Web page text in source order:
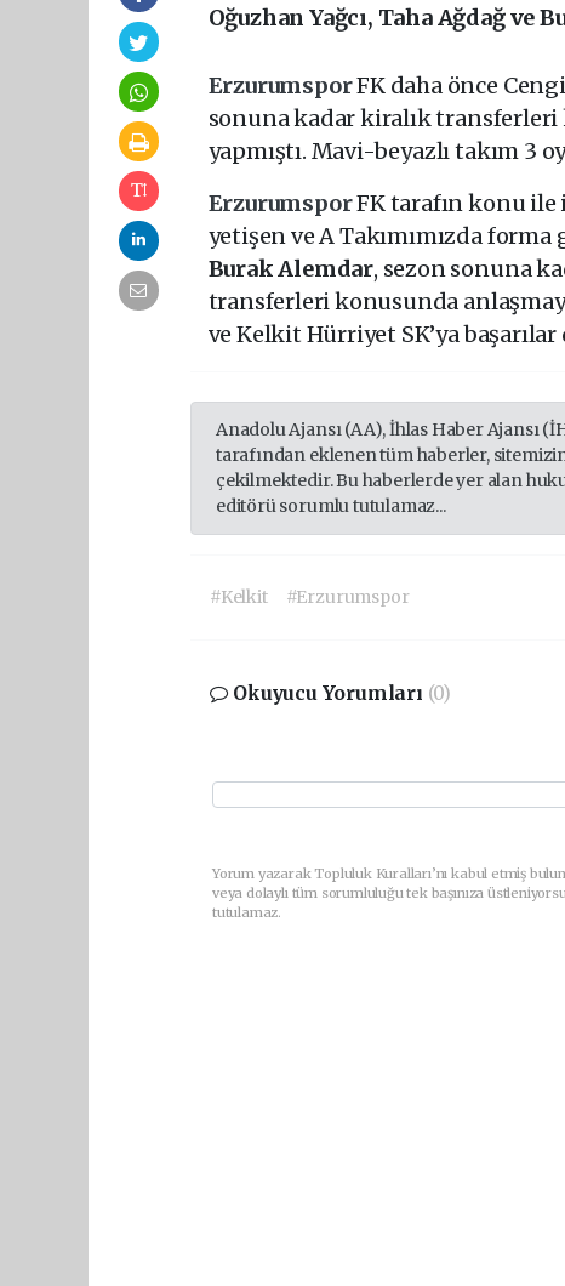
Oğuzhan Yağcı, Taha Ağdağ
ErzurumsporFK daha önce
sonuna kadar kiralık transferleri
yapmıştı. Mavi-beyazlı takım 3
ErzurumsporFK tarafın konu ile
yetişen ve A Takımımızda forma
Burak Alemdar, sezon sonuna
transferleri konusunda
ve Kelkit Hürriyet SK’ya
Anadolu Ajansı (AA), İhlas Haber Ajansı
tarafından eklenen tüm haberler,
çekilmektedir. Bu haberlerde yer alan
editörü sorumlu tutulamaz...
#Kelkit #Erzurumspor
Okuyucu Yorumları (0)
Yorum yazarak Topluluk Kuralları’nı kabul etmiş
veya dolaylı tüm sorumluluğu tek başınıza
tutulamaz.